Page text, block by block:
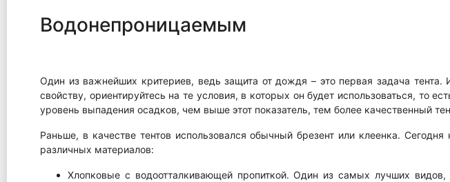
Водонепроницаемым
Один из важнейших критериев, ведь защита от дождя – это первая задача тента.
свойству, ориентируйтесь на те условия, в которых он будет использоваться, то
уровень выпадения осадков, чем выше этот показатель, тем более качественный
Раньше, в качестве тентов использовался обычный брезент или клеенка.
различных материалов:
Хлопковые с водоотталкивающей пропиткой. Один из самых лучших видов,